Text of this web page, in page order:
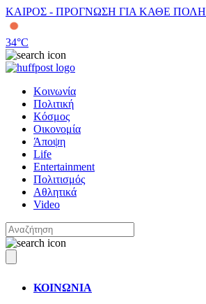
ΚΑΙΡΟΣ - ΠΡΟΓΝΩΣΗ ΓΙΑ ΚΑΘΕ ΠΟΛΗ
34°C
Κοινωνία
Πολιτική
Κόσμος
Οικονομία
Άποψη
Life
Entertainment
Πολιτισμός
Αθλητικά
Video
ΚΟΙΝΩΝΙΑ